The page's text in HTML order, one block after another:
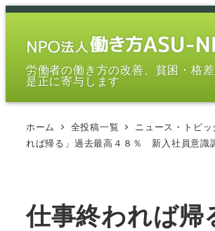
メ
労働者の働き方の改善、貧困・格
是正に寄与します
ホーム 全投稿一覧 ニュース・トピッ
れば帰る」過去最高４８％ 新入社員意識
仕事終われば帰